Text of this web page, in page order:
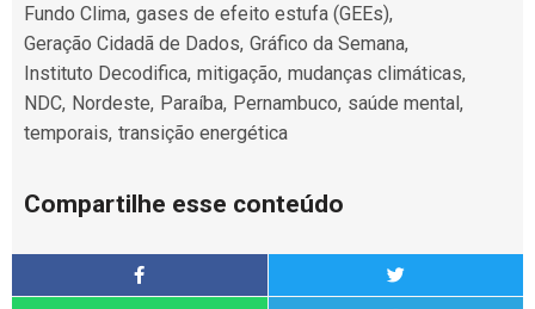
Fundo Clima, gases de efeito estufa (GEEs),
Geração Cidadã de Dados, Gráfico da Semana,
Instituto Decodifica, mitigação, mudanças climáticas,
NDC, Nordeste, Paraíba, Pernambuco, saúde mental,
temporais, transição energética
Compartilhe esse conteúdo